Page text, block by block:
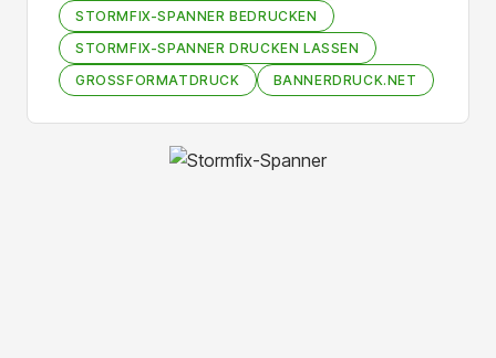
STORMFIX-SPANNER BEDRUCKEN
STORMFIX-SPANNER DRUCKEN LASSEN
GROSSFORMATDRUCK
BANNERDRUCK.NET
Bildergalerie überspringen